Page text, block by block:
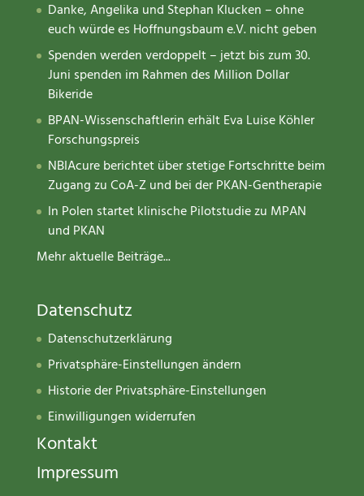
Danke, Angelika und Stephan Klucken – ohne
euch würde es Hoffnungsbaum e.V. nicht geben
Spenden werden verdoppelt – jetzt bis zum 30.
Juni spenden im Rahmen des Million Dollar
Bikeride
BPAN-Wissenschaftlerin erhält Eva Luise Köhler
Forschungspreis
NBIAcure berichtet über stetige Fortschritte beim
Zugang zu CoA-Z und bei der PKAN-Gentherapie
In Polen startet klinische Pilotstudie zu MPAN
und PKAN
Mehr aktuelle Beiträge...
Datenschutz
Datenschutzerklärung
Privatsphäre-Einstellungen ändern
Historie der Privatsphäre-Einstellungen
Einwilligungen widerrufen
Kontakt
Impressum